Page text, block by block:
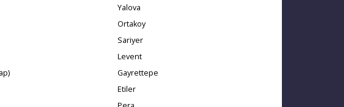
Yalova
Ortakoy
Sariyer
Levent
Gayrettepe
Etiler